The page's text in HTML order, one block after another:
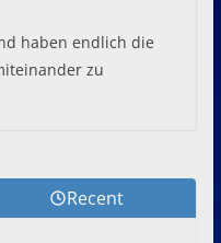
haben endlich die
zu
Recent